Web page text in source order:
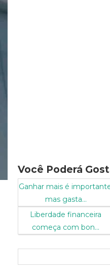
Você Poderá
Ganhar mais é
mas gasta...
Liberdade financeira
começa com bon...